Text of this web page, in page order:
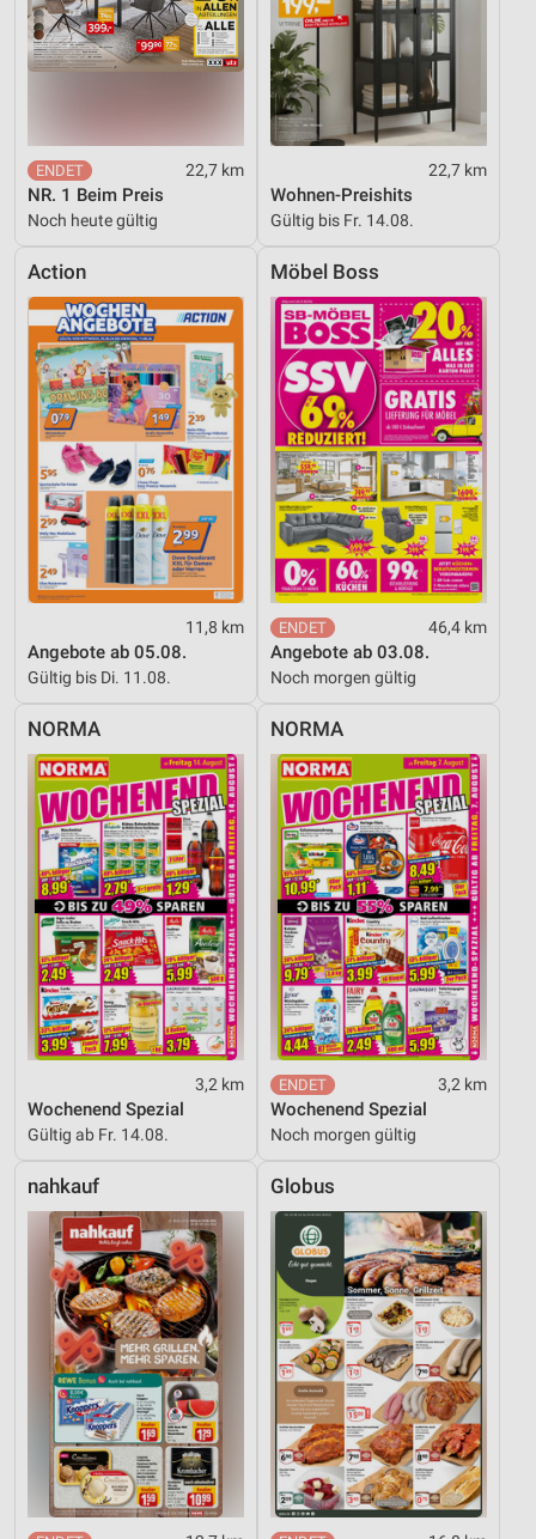
22,7 km
NR. 1 Beim Preis
Noch heute gültig
22,7 km
Wohnen-Preishits
Gültig bis Fr. 14.08.
Action
11,8 km
Angebote ab 05.08.
Gültig bis Di. 11.08.
Möbel Boss
46,4 km
Angebote ab 03.08.
Noch morgen gültig
NORMA
3,2 km
Wochenend Spezial
Gültig ab Fr. 14.08.
NORMA
3,2 km
Wochenend Spezial
Noch morgen gültig
nahkauf Globus